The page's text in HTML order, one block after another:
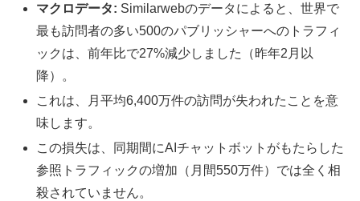
マクロデータ: Similarwebのデータによると、世界で
最も訪問者の多い500のパブリッシャーへのトラフィ
ックは、前年比で27%減少しました（昨年2月以
降）。
これは、月平均6,400万件の訪問が失われたことを意
味します。
この損失は、同期間にAIチャットボットがもたらした
参照トラフィックの増加（月間550万件）では全く相
殺されていません。